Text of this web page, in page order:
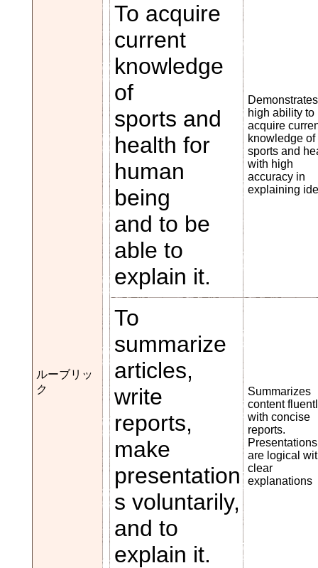
ルーブリッ
ク
To acquire
current
knowledge
of
sports and
health for
human
being
and to be
able to
explain it.
high ability to
acquire
knowledge of
sports and
with high
accuracy in
explaining
To
summarize
articles,
write
reports,
make
presentation
s voluntarily,
and to
explain it.
Summarizes
content
with concise
reports.
Presentations
are logical
clear
explanations